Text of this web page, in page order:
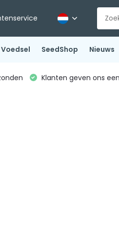
SeedShop Nieuws
Klanten geven ons een